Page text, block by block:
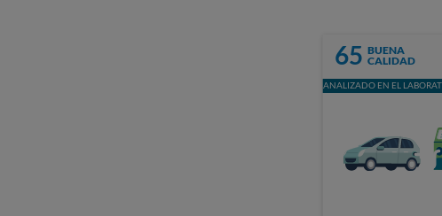
65 BUENA
CALIDAD
ANALIZADO EN EL